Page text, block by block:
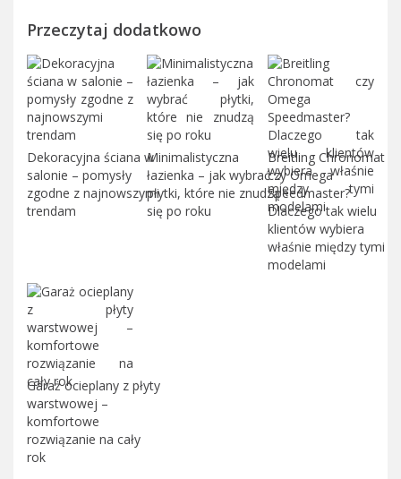
Przeczytaj dodatkowo
Dekoracyjna ściana w
salonie – pomysły
zgodne z najnowszymi
trendam
Minimalistyczna
łazienka – jak wybrać
płytki, które nie znudzą
się po roku
Breitling Chronomat
czy Omega
Speedmaster?
Dlaczego tak wielu
klientów wybiera
właśnie między tymi
modelami
Garaż ocieplany z płyty
warstwowej –
komfortowe
rozwiązanie na cały
rok